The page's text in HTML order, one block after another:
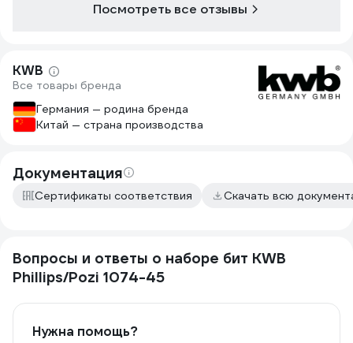
Посмотреть все отзывы
KWB
Все товары бренда
Германия — родина бренда
Китай — страна производства
Документация
Сертификаты соответствия Скачать всю
Вопросы и ответы о наборе бит KWB
Phillips/Pozi 1074-45
Нужна помощь?